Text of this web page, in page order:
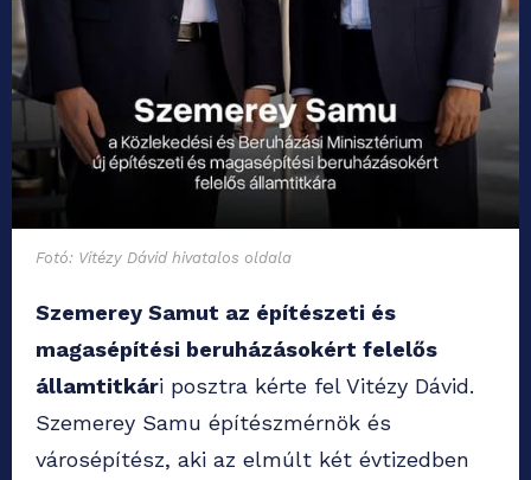
Fotó: Vitézy Dávid hivatalos oldala
Szemerey Samut az építészeti és
magasépítési beruházásokért felelős
államtitkári posztra kérte fel Vitézy Dávid.
Szemerey Samu építészmérnök és
városépítész, aki az elmúlt két évtizedben